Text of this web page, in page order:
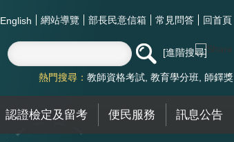
English 網站導覽 部長民意信箱 常見問答 回首頁
進階搜尋
熱門搜尋： 教師資格考試 教育學分班 師鐸獎
認證檢定及留考 便民服務 訊息公告